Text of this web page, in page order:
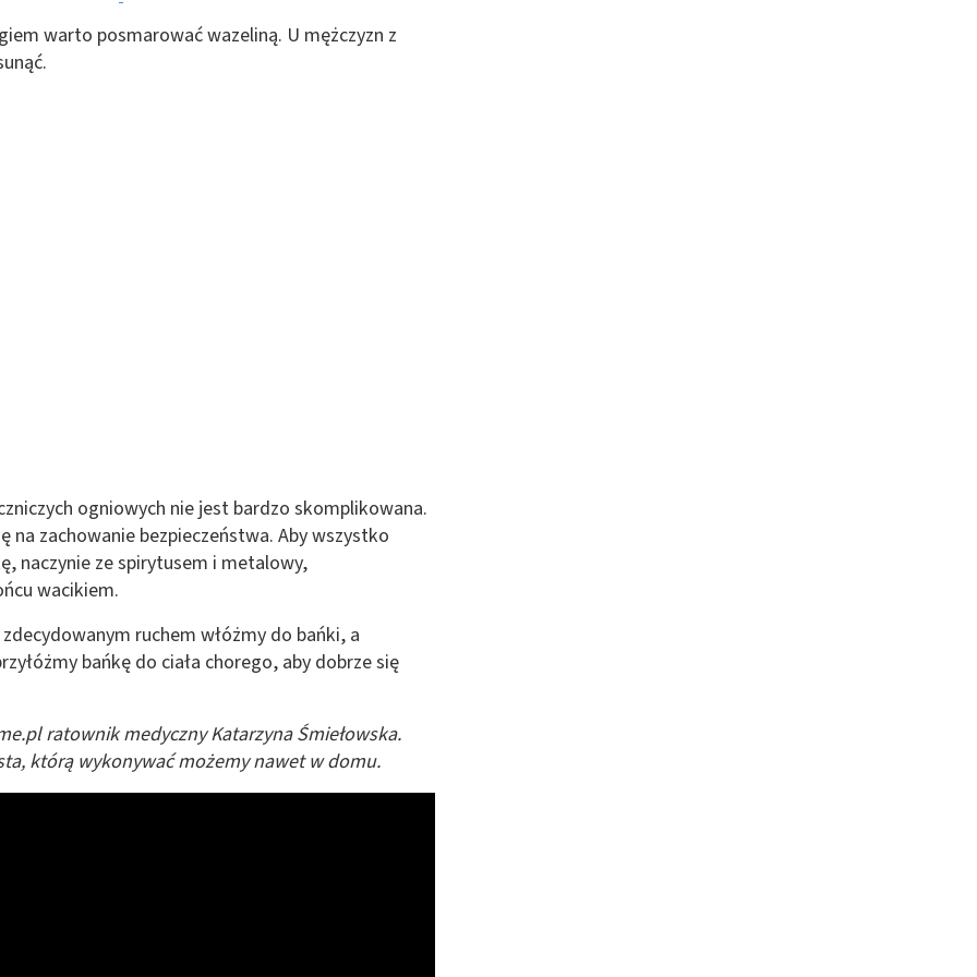
warto posmarować wazeliną. U mężczyzn z
ogniowych nie jest bardzo skomplikowana.
na zachowanie bezpieczeństwa. Aby wszystko
naczynie ze spirytusem i metalowy,
wacikiem.
ruchem włóżmy do bańki, a
bańkę do ciała chorego, aby dobrze się
ratownik medyczny Katarzyna Śmiełowska.
którą wykonywać możemy nawet w domu.